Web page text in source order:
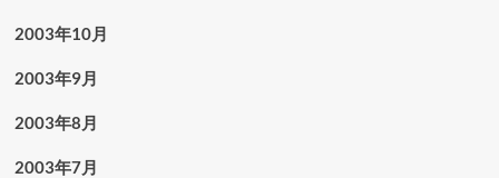
2003年10月
2003年9月
2003年8月
2003年7月